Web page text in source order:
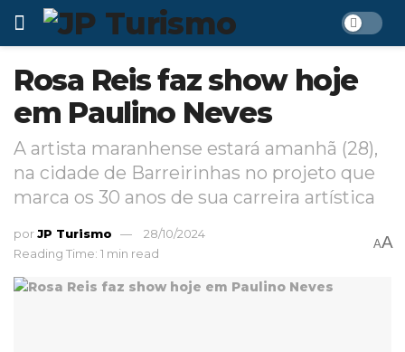
Rosa Reis faz show hoje
em Paulino Neves
A artista maranhense estará amanhã (28),
na cidade de Barreirinhas no projeto que
marca os 30 anos de sua carreira artística
porJP Turismo
28/10/2024
Reading Time: 1 min read
AA